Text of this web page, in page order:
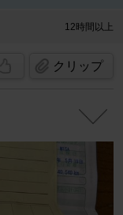
12時間以上
クリップ